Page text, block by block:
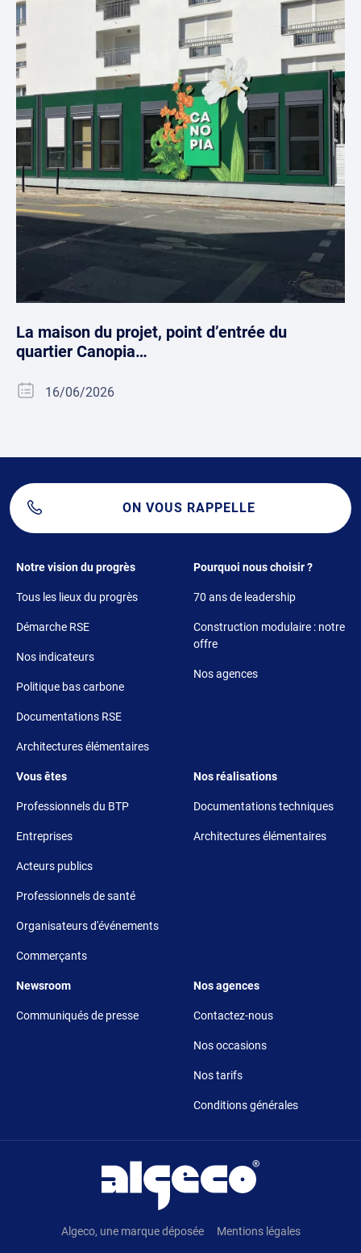
La maison du projet, point d’entrée du
quartier Canopia…
16/06/2026
ON VOUS RAPPELLE
Footer 1
Notre vision du progrès
Tous les lieux du progrès
Démarche RSE
Nos indicateurs
Politique bas carbone
Documentations RSE
Architectures élémentaires
Footer 2
Pourquoi nous choisir ?
70 ans de leadership
Construction modulaire : notre
offre
Nos agences
Footer 3
Vous êtes
Professionnels du BTP
Entreprises
Acteurs publics
Professionnels de santé
Organisateurs d'événements
Commerçants
Footer 4
Nos réalisations
Documentations techniques
Architectures élémentaires
Footer 5
Newsroom
Communiqués de presse
Footer 6
Nos agences
Contactez-nous
Nos occasions
Nos tarifs
Conditions générales
Algeco, une marque déposée Mentions légales